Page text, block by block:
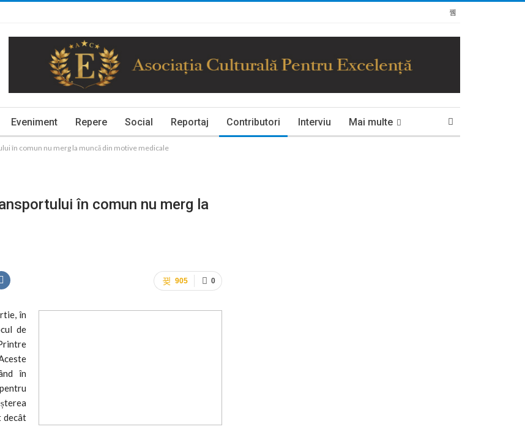
Eveniment Repere Social Reportaj Contributori Interviu Mai multe
în comun nu merg la muncă din motive medicale
în comun nu merg la
0
905
în
de
în
decât